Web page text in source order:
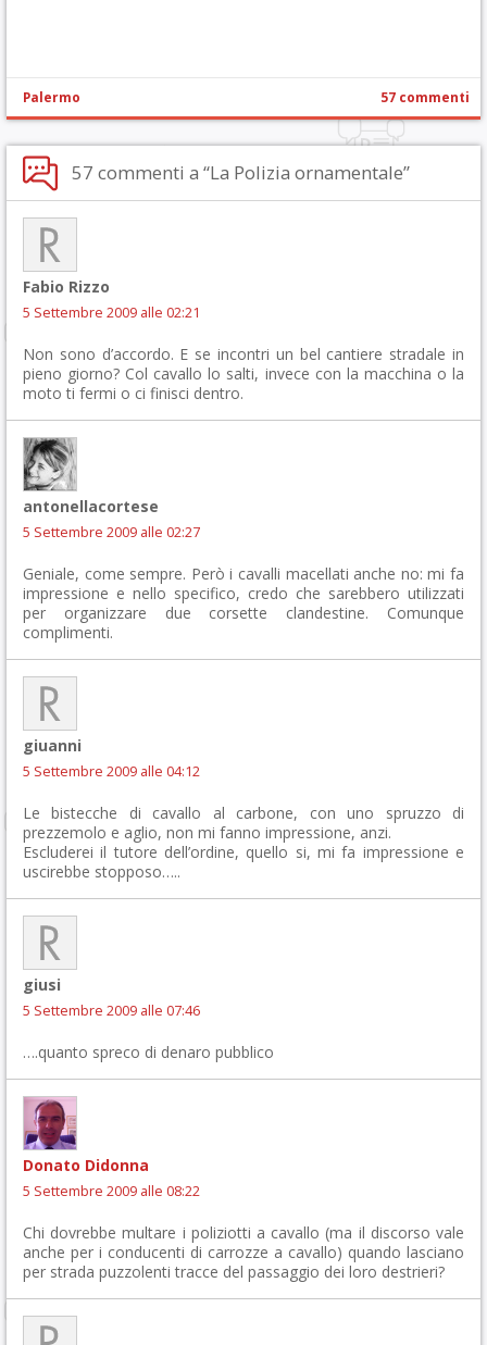
Palermo 57 commenti
57 commenti a “La Polizia ornamentale”
Fabio Rizzo
5 Settembre 2009 alle 02:21
Non sono d’accordo. E se incontri un bel cantiere stradale in
pieno giorno? Col cavallo lo salti, invece con la macchina o la
moto ti fermi o ci finisci dentro.
antonellacortese
5 Settembre 2009 alle 02:27
Geniale, come sempre. Però i cavalli macellati anche no: mi fa
impressione e nello specifico, credo che sarebbero utilizzati
per organizzare due corsette clandestine. Comunque
complimenti.
giuanni
5 Settembre 2009 alle 04:12
Le bistecche di cavallo al carbone, con uno spruzzo di
prezzemolo e aglio, non mi fanno impressione, anzi.
Escluderei il tutore dell’ordine, quello si, mi fa impressione e
uscirebbe stopposo…..
giusi
5 Settembre 2009 alle 07:46
….quanto spreco di denaro pubblico
Donato Didonna
5 Settembre 2009 alle 08:22
Chi dovrebbe multare i poliziotti a cavallo (ma il discorso vale
anche per i conducenti di carrozze a cavallo) quando lasciano
per strada puzzolenti tracce del passaggio dei loro destrieri?